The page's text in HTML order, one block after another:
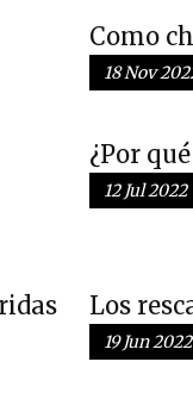
Como
18 Nov
¿Por
12 Jul 2022
Los
19 Jun 2022